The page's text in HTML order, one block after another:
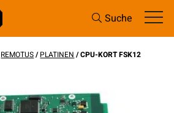
Suche
REMOTUS/PLATINEN / CPU-KORT FSK12